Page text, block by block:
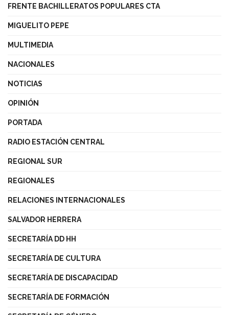
FRENTE BACHILLERATOS POPULARES CTA
MIGUELITO PEPE
MULTIMEDIA
NACIONALES
NOTICIAS
OPINIÓN
PORTADA
RADIO ESTACIÓN CENTRAL
REGIONAL SUR
REGIONALES
RELACIONES INTERNACIONALES
SALVADOR HERRERA
SECRETARÍA DD HH
SECRETARÍA DE CULTURA
SECRETARÍA DE DISCAPACIDAD
SECRETARÍA DE FORMACIÓN